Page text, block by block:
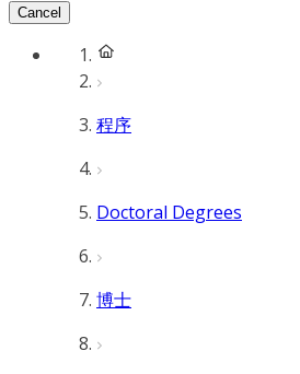
Cancel
程序
Doctoral Degrees
博士